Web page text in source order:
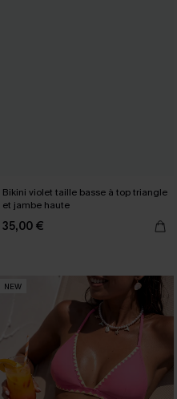
Bikini violet taille basse à top triangle
et jambe haute
35,00 €
NEW